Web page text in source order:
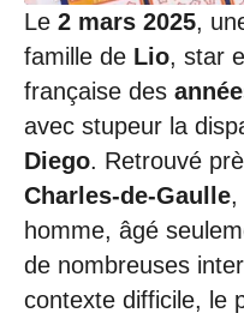
Le 2 mars 2025,
famille de Lio, star
française des
avec stupeur la
Diego. Retrouvé
Charles-de-Gaulle,
homme, âgé
de nombreuses
contexte difficile, le